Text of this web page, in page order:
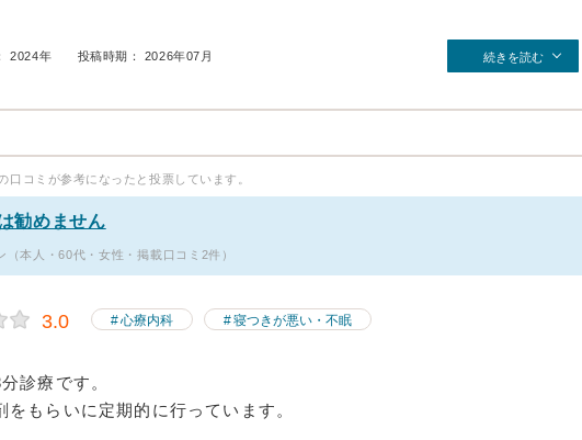
2024年 投稿時期： 2026年07月 続きを読む
口コミが参考になったと投票しています。
勧めません
（本人・60代・女性・掲載口コミ2件）
3.0 心療内科 寝つきが悪い・不眠
診療です。
をもらいに定期的に行っています。